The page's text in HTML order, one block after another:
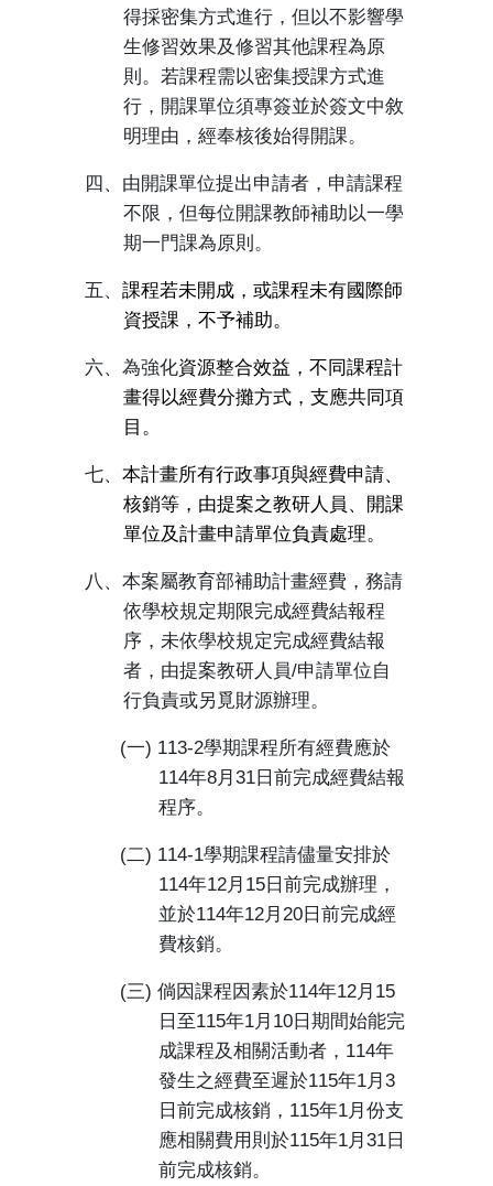
得採密集方式進行，但以不影響學
生修習效果及修習其他課程為原
則。若課程需以密集授課方式進
行，開課單位須專簽並於簽文中敘
明理由，經奉核後始得開課。
四、由開課單位提出申請者，申請課程
不限，但每位開課教師補助以一學
期一門課為原則。
五、 課程若未開成，或課程未有國際師
資授課，不予補助。
六、為強化資源整合效益，不同課程計
畫得以經費分攤方式，支應共同項
目。
七、 本計畫所有行政事項與經費申請、
核銷等，由提案之教研人員、開課
單位及計畫申請單位負責處理。
八、本案屬教育部補助計畫經費，務請
依學校規定期限完成經費結報程
序，未依學校規定完成經費結報
者，由提案教研人員/申請單位自
行負責或另覓財源辦理。
(一) 113-2學期課程所有經費應於
114年8月 31日前完成經費結報
程序。
(二) 114-1學期課程請儘量安排於
114年12月 15日前完成辦理，
並於114年12月 20日前完成經
費核銷。
(三) 倘因課程因素於114年12月 15
日至115年1月 10日期間始能完
成課程及相關活動者， 114年
發生之經費至遲於115年1月 3
日前完成核銷， 115年1月份支
應相關費用則於115年1月 31日
前完成核銷。